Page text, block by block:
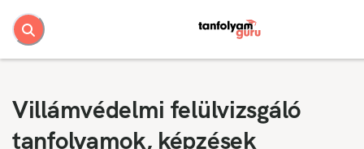
Villámvédelmi felülvizsgáló
tanfolyamok, képzések